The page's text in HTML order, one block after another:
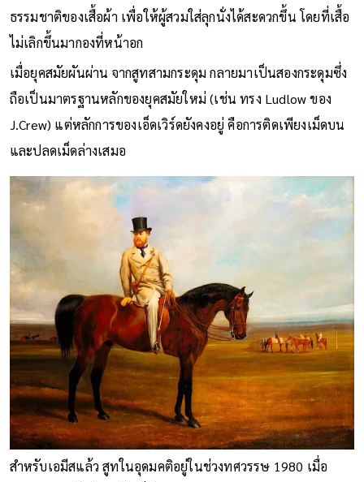
ธรรมชาติของเสื้อผ้า เพื่อให้ผู้สวมใส่ลุกนั่งได้สะดวกขึ้น โดยที่เสื้อ
ไม่เลิกขึ้นมากองที่หน้าอก
เมื่อยุคสมัยผันผ่าน จากสูทสามกระดุม กลายมาเป็นสองกระดุมซึ่ง
ถือเป็นมาตรฐานหลักของยุคสมัยใหม่ (เช่น ทรง Ludlow ของ
J.Crew) แต่หลักการของเอ็ดเวิร์ดยังคงอยู่ คือการติดเพียงเม็ดบน
และปลดเม็ดล่างเสมอ
สำหรับเอมีสแล้ว สูทในอุดมคติอยู่ในช่วงทศวรรษ 1980 เมื่อ